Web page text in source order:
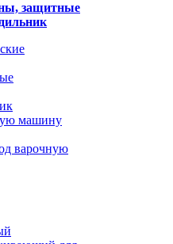
защитные
машину
варочную